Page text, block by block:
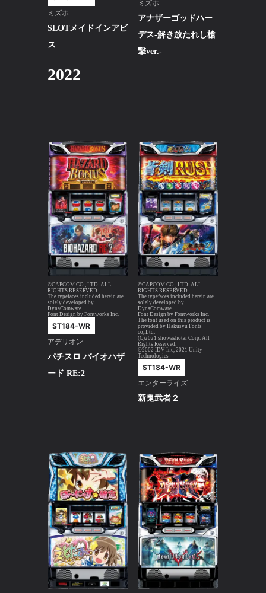
ミズホ
SLOTメイドインアビ
ス
ミズホ
アナザーゴッドハー
デス-解き放たれし槍
撃ver.-
2022
©CAPCOM CO., LTD. ALL
RIGHTS RESERVED.
The typefaces included herein are
solely developed by
DynaComware.
Font Design by Fontworks Inc.
ST184-WR
アデリオン
パチスロ バイオハザ
ード RE:2
©CAPCOM CO., LTD. ALL
RIGHTS RESERVED.
The typefaces included herein are
solely developed by
DynaComware.
Font Design by Fontworks Inc.
The font used on this product is
provided by Hakusyu Fonts
co,.Ltd.
(C)2021 showashotai Corp. All
Rights Reserved.
©2002 IDV Inc, 2021 Unity
Technologies
ST184-WR
エンターライズ
新鬼武者２